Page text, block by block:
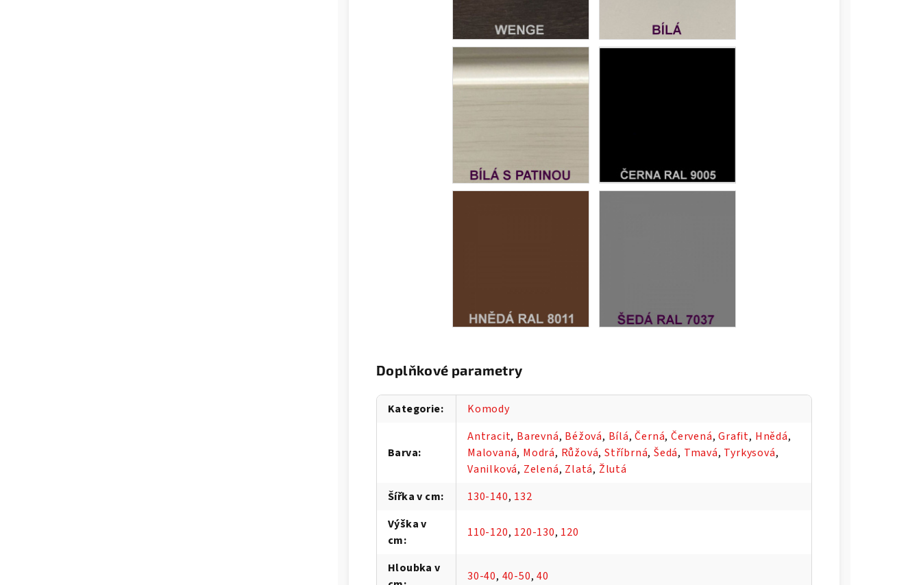
Doplňkové parametry
Kategorie: Komody
Barva:
Antracit, Barevná, Béžová, Bílá,Černá,Červená,Grafit, Hnědá,
Malovaná, Modrá, Růžová,Stříbrná,Šedá, Tmavá, Tyrkysová,
Vanilková, Zelená, Zlatá, Žlutá
Šířka v cm: 130-140, 132
Výška v
cm:
110-120, 120-130, 120
Hloubka v
30-40, 40-50,40